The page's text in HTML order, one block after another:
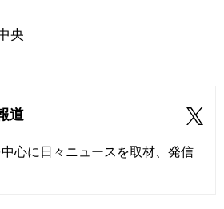
央
道
心に日々ニュースを取材、発信